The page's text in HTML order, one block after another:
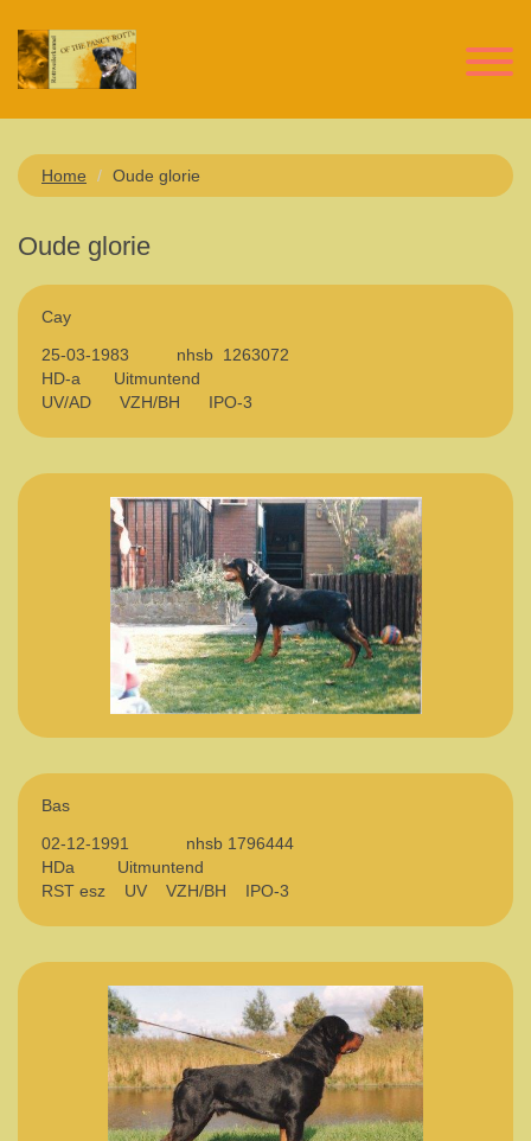
Home Oude glorie
Oude glorie
Cay
25-03-1983 nhsb 1263072
HD-a Uitmuntend
UV/AD VZH/BH IPO-3
Bas
02-12-1991 nhsb 1796444
HDa Uitmuntend
RST esz UV VZH/BH IPO-3